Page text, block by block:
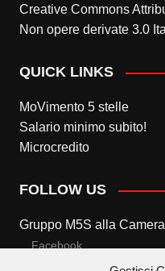
Creative Commons
Non opere derivate 3.0
QUICK LINKS
MoVimento 5 stelle
Salario minimo subito!
Microcredito
FOLLOW US
Gruppo M5S alla Camera
Facebook